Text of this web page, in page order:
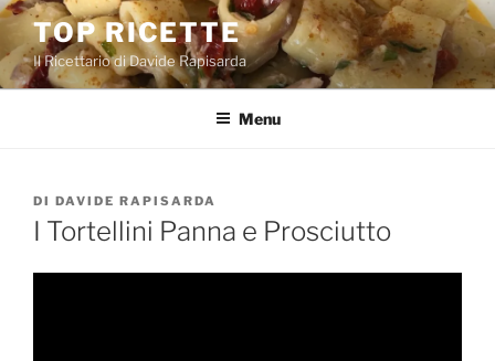
Salta
contenuto
TOP RICETTE
Il Ricettario di Davide Rapisarda
Menu
PUBBLICATO
IL
DI DAVIDE RAPISARDA
I Tortellini Panna e Prosciutto